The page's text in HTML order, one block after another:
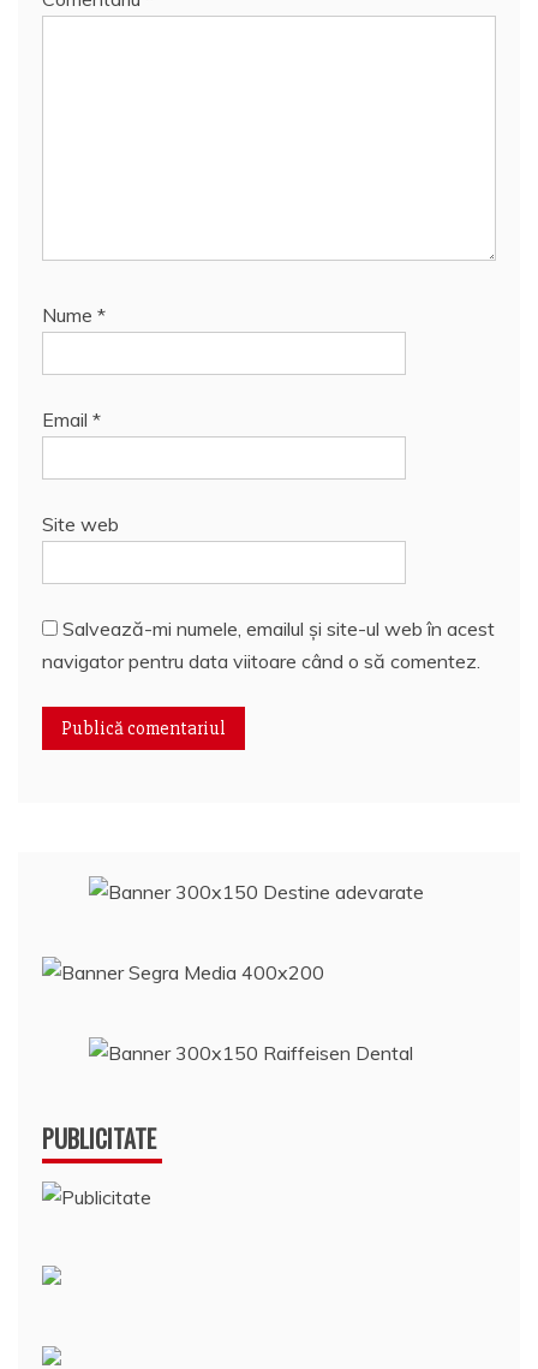
Nume *
Email *
Site web
Salvează-mi numele, emailul și site-ul web în acest
navigator pentru data viitoare când o să comentez.
PUBLICITATE